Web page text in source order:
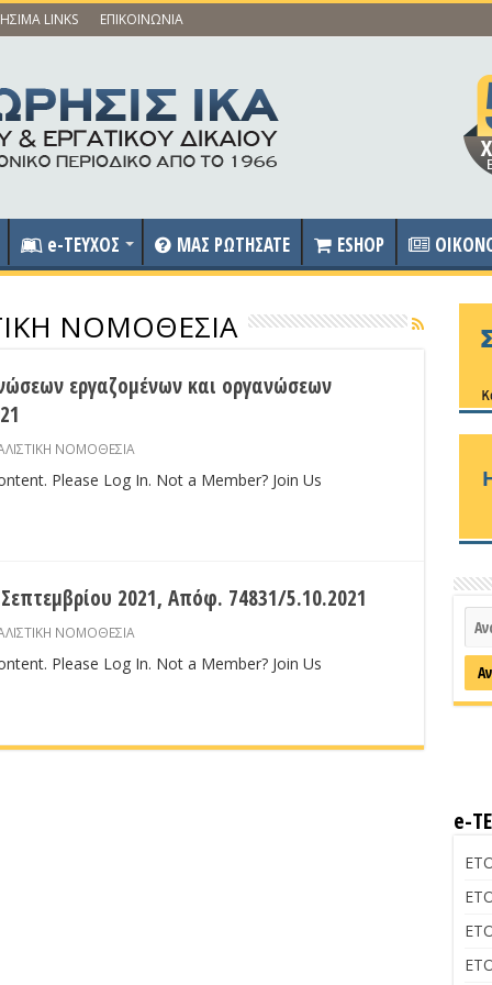
LINKS ΕΠΙΚΟΙΝΩΝΙΑ
e-ΤΕΥΧΟΣ ΜΑΣ ΡΩΤΗΣΑΤΕ ESHOP
ΝΟΜΟΘΕΣΙΑ
εργαζομένων και οργανώσεων
ΝΟΜΟΘΕΣΙΑ
Please Log In. Not a Member? Join Us
2021, Απόφ. 74831/5.10.2021
ΝΟΜΟΘΕΣΙΑ
Please Log In. Not a Member? Join Us
e-